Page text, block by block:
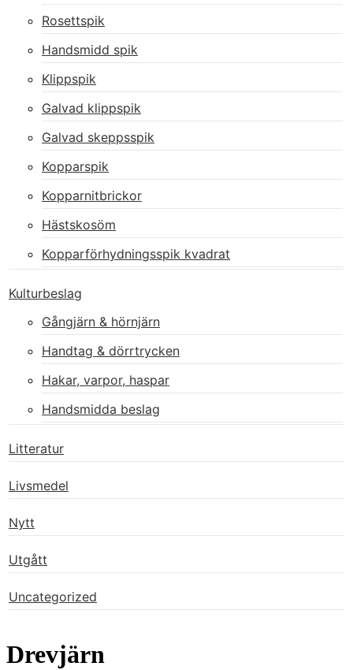
Rosettspik
Handsmidd spik
Klippspik
Galvad klippspik
Galvad skeppsspik
Kopparspik
Kopparnitbrickor
Hästskosöm
Kopparförhydningsspik kvadrat
Kulturbeslag
Gångjärn & hörnjärn
Handtag & dörrtrycken
Hakar, varpor, haspar
Handsmidda beslag
Litteratur
Livsmedel
Nytt
Utgått
Uncategorized
Drevjärn